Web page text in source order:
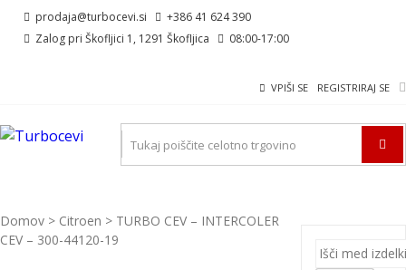
Skip
Skip prodaja@turbocevi.si
+386 41 624 390
Zalog pri Škofljici 1, 1291 Škofljica
08:00-17:00
VPIŠI SE REGISTRIRAJ SE
TURBOCEVI
Turbo ideal – turbo cevi
Domov > Citroen > TURBO CEV – INTERCOLER
CEV – 300-44120-19
Išči: